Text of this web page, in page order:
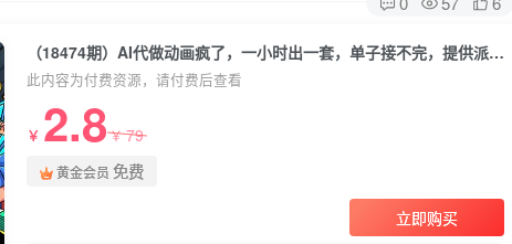
（18474期）AI代做动画疯了，一小时出一套，单子接不完，提供派单资源，月稳2W！
此内容为付费资源，请付费后查看
￥ 2.8￥79
黄金会员 免费
立即购买